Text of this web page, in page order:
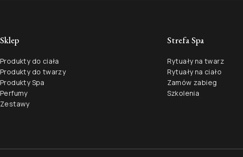
Sklep
Produkty do ciała
Produkty do twarzy
Produkty Spa
Perfumy
Zestawy
Strefa Spa
Rytuały na twarz
Rytuały na ciało
Zamów zabieg
Szkolenia